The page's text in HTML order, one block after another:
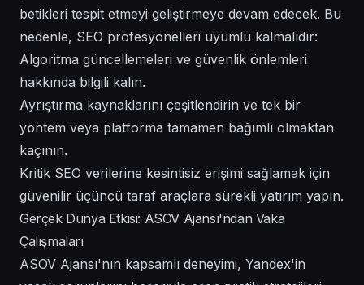
betikleri tespit etmeyi geliştirmeye devam edecek. Bu
nedenle, SEO profesyonelleri uyumlu kalmalıdır:
Algoritma güncellemeleri ve güvenlik önlemleri
hakkında bilgili kalın.
Ayrıştırma kaynaklarını çeşitlendirin ve tek bir
yöntem veya platforma tamamen bağımlı olmaktan
kaçının.
Kritik SEO verilerine kesintisiz erişimi sağlamak için
güvenilir üçüncü taraf araçlara sürekli yatırım yapın.
Gerçek Dünya Etkisi: ASOV Ajansı'ndan Vaka
Çalışmaları
ASOV Ajansı'nın kapsamlı deneyimi, Yandex'in